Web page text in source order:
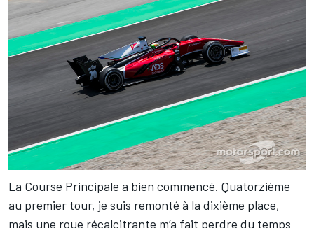
La Course Principale a bien commencé. Quatorzième
au premier tour, je suis remonté à la dixième place,
mais une roue récalcitrante m’a fait perdre du temps